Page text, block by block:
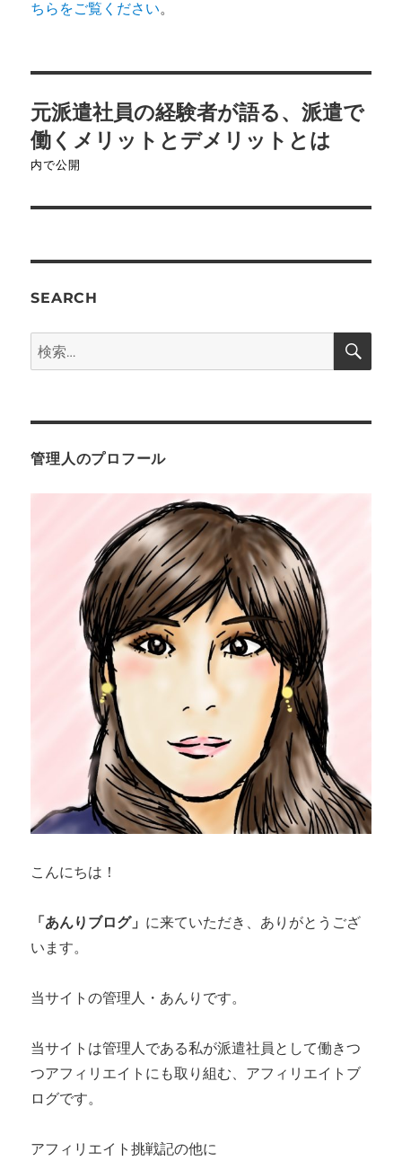
ちらをご覧ください。
稿
ナ
ビ
ョ
元派遣社員の経験者が語る、派遣で
働くメリットとデメリットとは
内で公開
SEARCH
検
索:
検
管理人のプロフール
こんにちは！
「あんりブログ」 に来ていただき、ありがとうござ
います。
当サイトの管理人・あんりです。
当サイトは管理人である私が派遣社員として働きつ
つアフィリエイトにも取り組む、アフィリエイトブ
ログです。
アフィリエイト挑戦記の他に